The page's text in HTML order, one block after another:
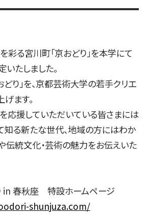
方 在学生の方
企業の方
English 한국어
彩る宮川町「京おどり」を本学にて
たしました。
り」を、京都芸術大学の若手クリエ
ます。
応援していただいている皆さまには
知る新たな世代、地域の方にはわか
や伝統文化・芸術の魅力をお伝えいた
in 春秋座 特設ホームページ
shunjuza.com/